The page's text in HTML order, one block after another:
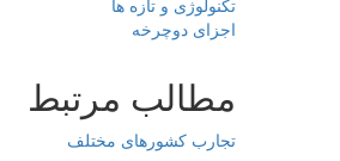
تکنولوژی و تازه ها
اجزای دوچرخه
مطالب مرتبط
تجارب کشورهای مختلف